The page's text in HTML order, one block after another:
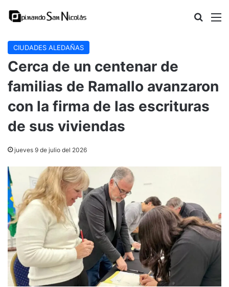
Buscar
CIUDADES ALEDAÑAS
Cerca de un centenar de
familias de Ramallo avanzaron
con la firma de las escrituras
de sus viviendas
jueves 9 de julio del 2026